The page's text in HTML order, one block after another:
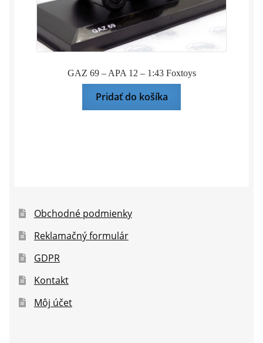
GAZ 69 – APA 12 – 1:43 Foxtoys
Pridať do košíka
Obchodné podmienky
Reklamačný formulár
GDPR
Kontakt
Môj účet